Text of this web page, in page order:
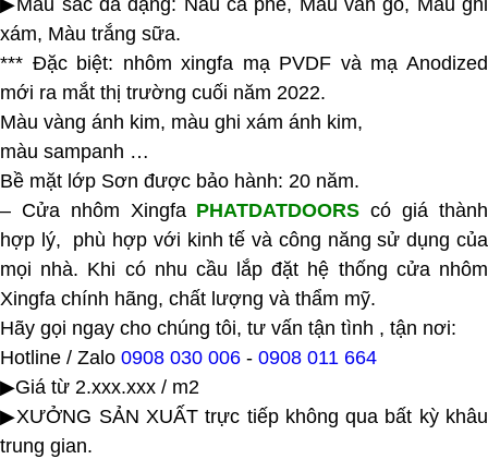
▶Màu sắc đa dạng: Nâu cà phê, Màu vân gỗ, Màu ghi
xám, Màu trắng sữa.
*** Đặc biệt: nhôm xingfa mạ PVDF và mạ Anodized
mới ra mắt thị trường cuối năm 2022.
Màu vàng ánh kim, màu ghi xám ánh kim,
màu sampanh …
Bề mặt lớp Sơn được bảo hành: 20 năm.
– Cửa nhôm Xingfa PHATDATDOORS có giá thành
hợp lý, phù hợp với kinh tế và công năng sử dụng của
mọi nhà. Khi có nhu cầu lắp đặt hệ thống cửa nhôm
Xingfa chính hãng, chất lượng và thẩm mỹ.
Hãy gọi ngay cho chúng tôi, tư vấn tận tình , tận nơi:
Hotline / Zalo 0908 030 006 - 0908 011 664
▶Giá từ 2.xxx.xxx / m2
▶XƯỞNG SẢN XUẤT trực tiếp không qua bất kỳ khâu
trung gian.